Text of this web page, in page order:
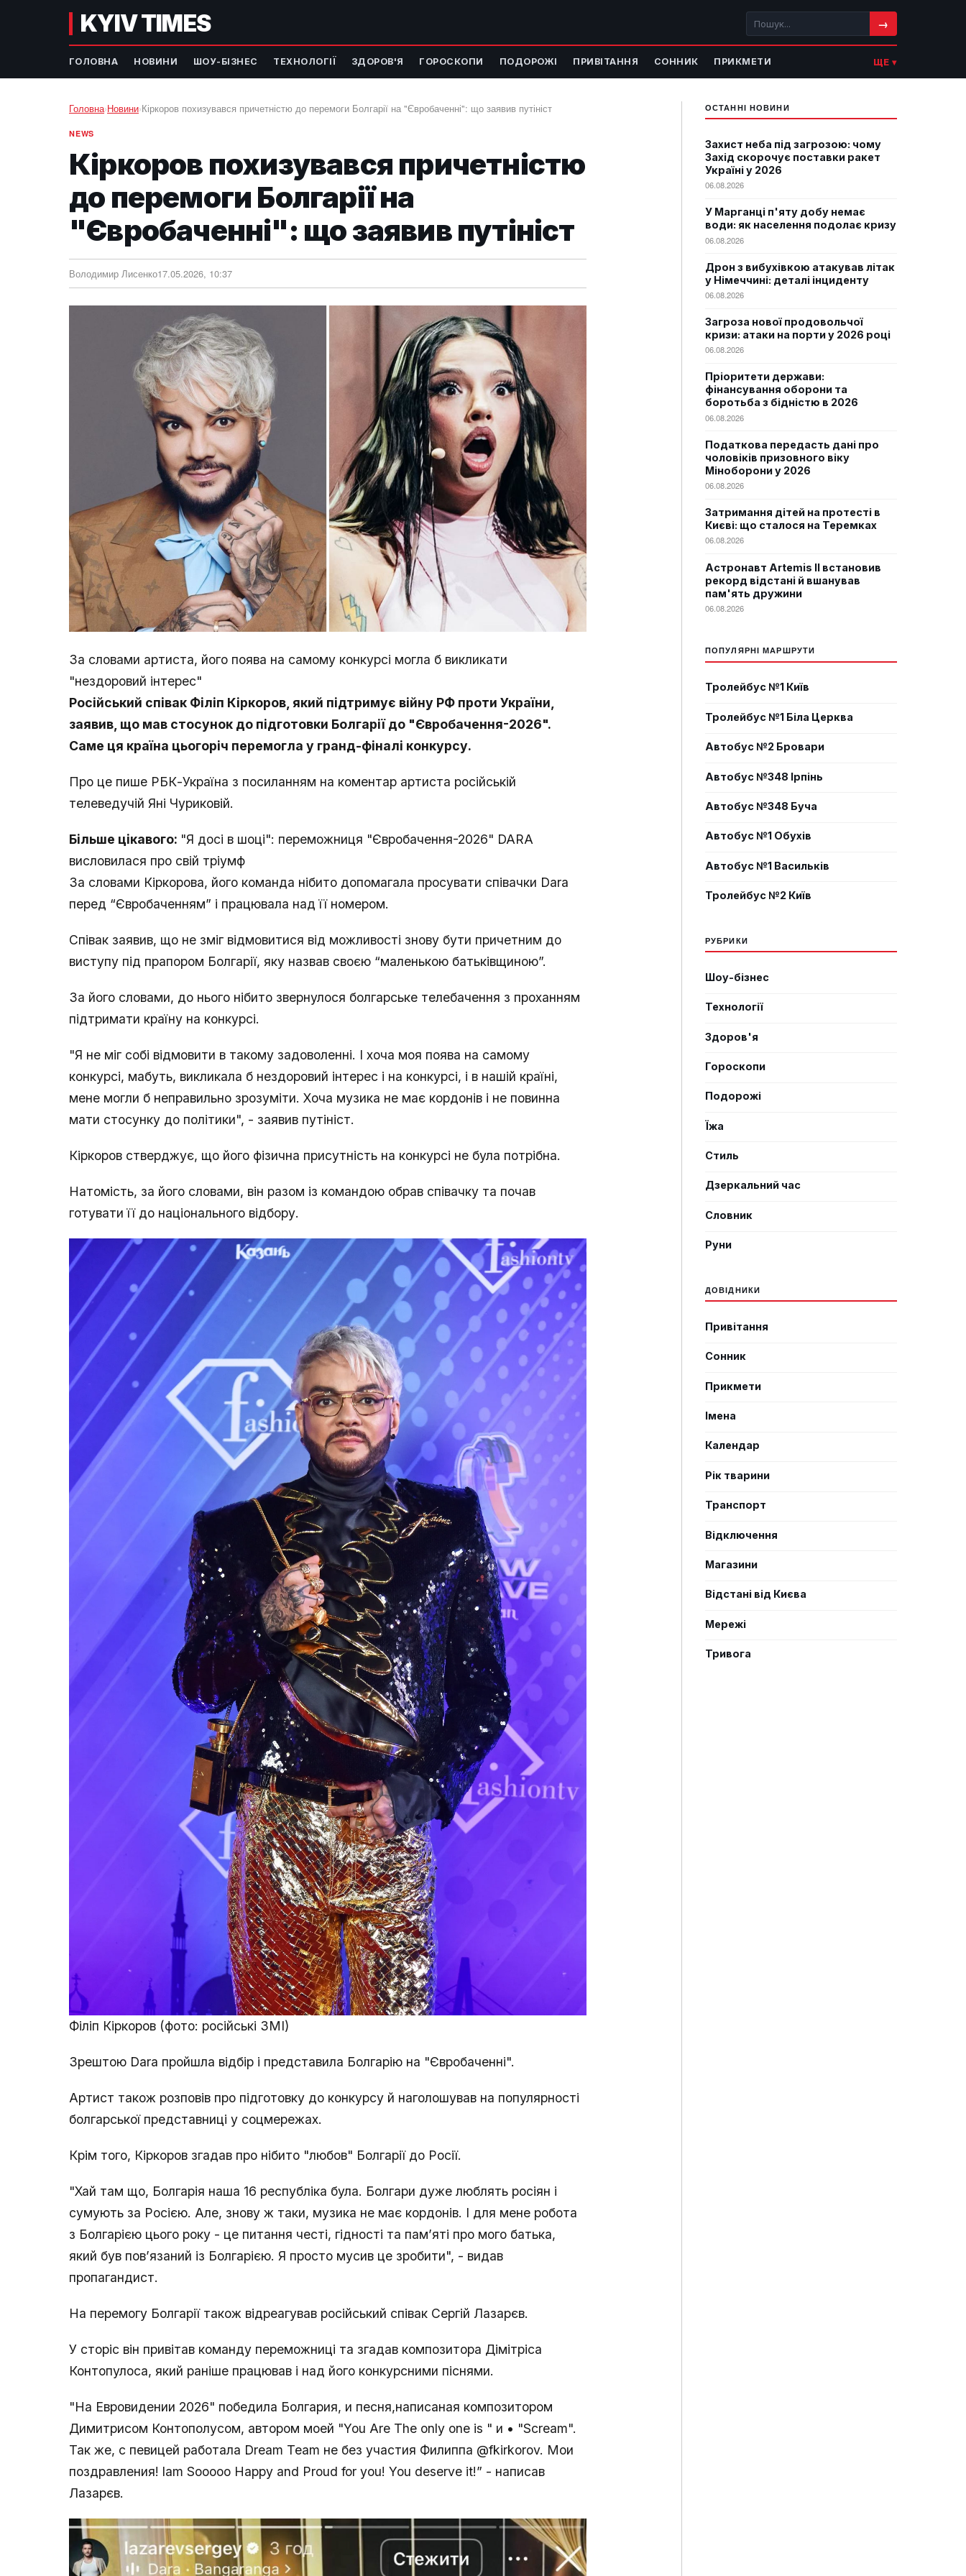
KYIV TIMES →
ГОЛОВНА НОВИНИ ШОУ-БІЗНЕС ТЕХНОЛОГІЇ ЗДОРОВ'Я ГОРОСКОПИ ПОДОРОЖІ ПРИВІТАННЯ СОННИК ПРИКМЕТИ ЩЕ ▾
Головна›Новини›Кіркоров похизувався причетністю до перемоги Болгарії на "Євробаченні": що заявив путініст
NEWS
Кіркоров похизувався причетністю
до перемоги Болгарії на
"Євробаченні": що заявив путініст
Володимир Лисенко17.05.2026, 10:37
За словами артиста, його поява на самому конкурсі могла б викликати
"нездоровий інтерес"
Російський співак Філіп Кіркоров, який підтримує війну РФ проти України,
заявив, що мав стосунок до підготовки Болгарії до "Євробачення-2026".
Саме ця країна цьогоріч перемогла у гранд-фіналі конкурсу.
Про це пише РБК-Україна з посиланням на коментар артиста російській
телеведучій Яні Чуриковій.
Більше цікавого: "Я досі в шоці": переможниця "Євробачення-2026" DARA
висловилася про свій тріумф
За словами Кіркорова, його команда нібито допомагала просувати співачки Dara
перед “Євробаченням” і працювала над її номером.
Співак заявив, що не зміг відмовитися від можливості знову бути причетним до
виступу під прапором Болгарії, яку назвав своєю “маленькою батьківщиною”.
За його словами, до нього нібито звернулося болгарське телебачення з проханням
підтримати країну на конкурсі.
"Я не міг собі відмовити в такому задоволенні. І хоча моя поява на самому
конкурсі, мабуть, викликала б нездоровий інтерес і на конкурсі, і в нашій країні,
мене могли б неправильно зрозуміти. Хоча музика не має кордонів і не повинна
мати стосунку до політики", - заявив путініст.
Кіркоров стверджує, що його фізична присутність на конкурсі не була потрібна.
Натомість, за його словами, він разом із командою обрав співачку та почав
готувати її до національного відбору.
Філіп Кіркоров (фото: російські ЗМІ)
Зрештою Dara пройшла відбір і представила Болгарію на "Євробаченні".
Артист також розповів про підготовку до конкурсу й наголошував на популярності
болгарської представниці у соцмережах.
Крім того, Кіркоров згадав про нібито "любов" Болгарії до Росії.
"Хай там що, Болгарія наша 16 республіка була. Болгари дуже люблять росіян і
сумують за Росією. Але, знову ж таки, музика не має кордонів. І для мене робота
з Болгарією цього року - це питання честі, гідності та пам’яті про мого батька,
який був пов’язаний із Болгарією. Я просто мусив це зробити", - видав
пропагандист.
На перемогу Болгарії також відреагував російський співак Сергій Лазарєв.
У сторіс він привітав команду переможниці та згадав композитора Дімітріса
Контопулоса, який раніше працював і над його конкурсними піснями.
"На Евровидении 2026" победила Болгария, и песня,написаная композитором
Димитрисом Контополусом, автором моей "You Are The only one is " и • "Scream".
Так же, с певицей работала Dream Team не без участия Филиппа @fkirkorov. Мои
поздравления! lam Sooooo Happy and Proud for you! You deserve it!” - написав
Лазарєв.
ОСТАННІ НОВИНИ
Захист неба під загрозою: чому
Захід скорочує поставки ракет
Україні у 2026
06.08.2026
У Марганці п'яту добу немає
води: як населення подолає кризу
06.08.2026
Дрон з вибухівкою атакував літак
у Німеччині: деталі інциденту
06.08.2026
Загроза нової продовольчої
кризи: атаки на порти у 2026 році
06.08.2026
Пріоритети держави:
фінансування оборони та
боротьба з бідністю в 2026
06.08.2026
Податкова передасть дані про
чоловіків призовного віку
Міноборони у 2026
06.08.2026
Затримання дітей на протесті в
Києві: що сталося на Теремках
06.08.2026
Астронавт Artemis II встановив
рекорд відстані й вшанував
пам'ять дружини
06.08.2026
ПОПУЛЯРНІ МАРШРУТИ
Тролейбус №1 Київ
Тролейбус №1 Біла Церква
Автобус №2 Бровари
Автобус №348 Ірпінь
Автобус №348 Буча
Автобус №1 Обухів
Автобус №1 Васильків
Тролейбус №2 Київ
РУБРИКИ
Шоу-бізнес
Технології
Здоров'я
Гороскопи
Подорожі
Їжа
Стиль
Дзеркальний час
Словник
Руни
ДОВІДНИКИ
Привітання
Сонник
Прикмети
Імена
Календар
Рік тварини
Транспорт
Відключення
Магазини
Відстані від Києва
Мережі
Тривога